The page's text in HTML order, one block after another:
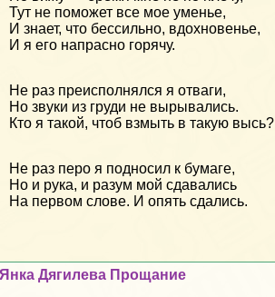
Тут не поможет все мое уменье,
И знает, что бессильно, вдохновенье,
И я его напрасно горячу.
Не раз преисполнялся я отваги,
Но звуки из груди не вырывались.
Кто я такой, чтоб взмыть в такую высь?
Не раз перо я подносил к бумаге,
Но и рука, и разум мой сдавались
На первом слове. И опять сдались.
Янка Дягилева Прощание